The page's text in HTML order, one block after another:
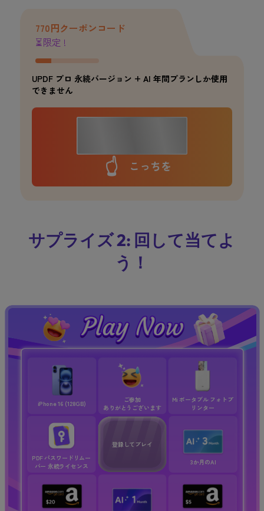
770円クーポンコード
⏳限定 !
UPDF プロ 永続バージョン + AI 年間プランしか使用
できません
👈 こっちを
サプライズ 2: 回して当てよ
う！
iPhone 16 (128GB) ご参加
ありがとうございます
Mi ポータブル フォトプ
リンター
3か月のAI
登録してプレイ
PDF パスワードリムー
バー 永続ライセンス